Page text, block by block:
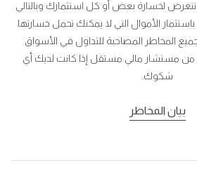
تتعرض لخسارة بعض أو كل استثمارك وبالتالي
الأموال التي لا يمكنك تحمل خسارتها.
المخاطر المصاحبة للتداول في الأسواق
من مستشار مالي مستقل إذا كانت لديك أي
شكوك.
بيان المخاطر